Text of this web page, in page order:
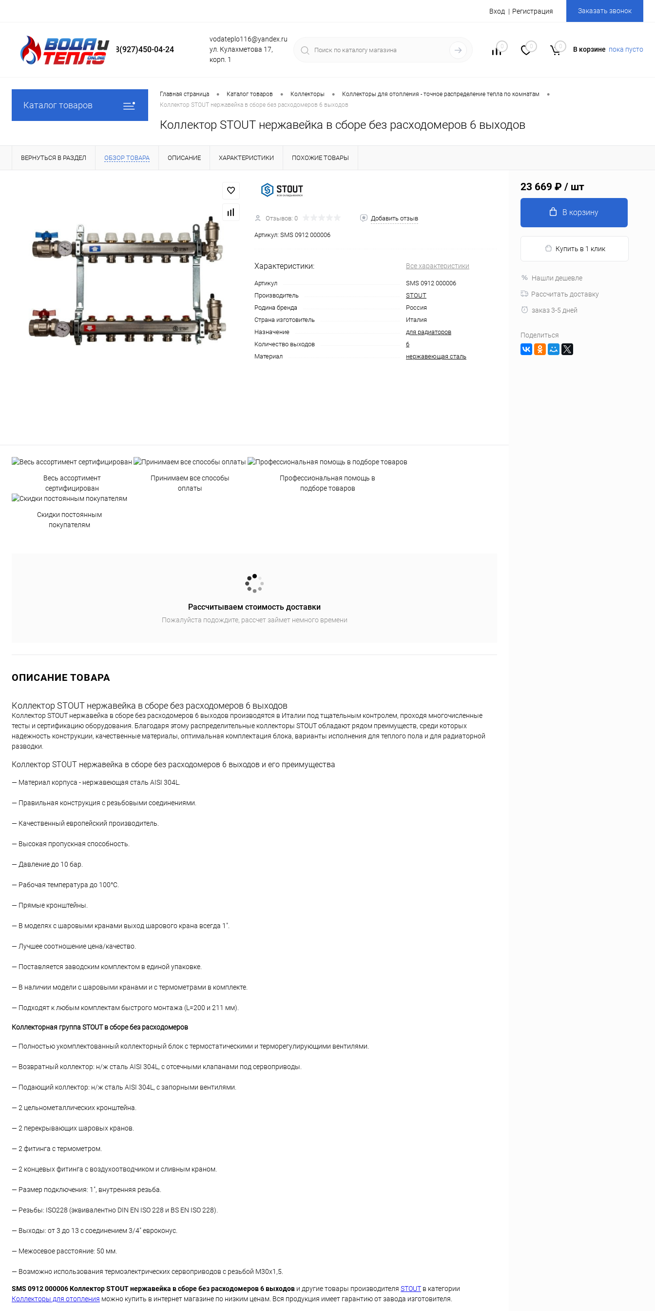
Вход Регистрация Заказать звонок
8(927)450-04-24
vodateplo116@yandex.ru
ул. Кулахметова 17,
корп. 1
0 0 0 В корзине пока пусто
Каталог товаров
Главная страница • Каталог товаров • Коллекторы • Коллекторы для отопления - точное распределение тепла по комнатам •
Коллектор STOUT нержавейка в сборе без расходомеров 6 выходов
Коллектор STOUT нержавейка в сборе без расходомеров 6 выходов
ВЕРНУТЬСЯ В РАЗДЕЛ ОБЗОР ТОВАРА ОПИСАНИЕ ХАРАКТЕРИСТИКИ ПОХОЖИЕ ТОВАРЫ
Отзывов: 0 Добавить отзыв
Артикул: SMS 0912 000006
Характеристики: Все характеристики
Артикул
SMS 0912 000006
Производитель
STOUT
Родина бренда
Россия
Страна изготовитель
Италия
Назначение
для радиаторов
Количество выходов
6
Материал
нержавеющая сталь
Весь ассортимент
сертифицирован
Принимаем все способы
оплаты
Профессиональная помощь в
подборе товаров
Скидки постоянным
покупателям
Рассчитываем стоимость доставки
Пожалуйста подождите, рассчет займет немного времени
ОПИСАНИЕ ТОВАРА
Коллектор STOUT нержавейка в сборе без расходомеров 6 выходов
Коллектор STOUT нержавейка в сборе без расходомеров 6 выходов производятся в Италии под тщательным контролем, проходя многочисленные
тесты и сертификацию оборудования. Благодаря этому распределительные коллекторы STOUT обладают рядом преимуществ, среди которых
надежность конструкции, качественные материалы, оптимальная комплектация блока, варианты исполнения для теплого пола и для радиаторной
разводки.
Коллектор STOUT нержавейка в сборе без расходомеров 6 выходов и его преимущества
— Материал корпуса - нержавеющая сталь AISI 304L.
— Правильная конструкция с резьбовыми соединениями.
— Качественный европейский производитель.
— Высокая пропускная способность.
— Давление до 10 бар.
— Рабочая температура до 100°С.
— Прямые кронштейны.
— В моделях с шаровыми кранами выход шарового крана всегда 1".
— Лучшее соотношение цена/качество.
— Поставляется заводским комплектом в единой упаковке.
— В наличии модели с шаровыми кранами и с термометрами в комплекте.
— Подходят к любым комплектам быстрого монтажа (L=200 и 211 мм).
Коллекторная группа STOUT в сборе без расходомеров
— Полностью укомплектованный коллекторный блок с термостатическими и терморегулирующими вентилями.
— Возвратный коллектор: н/ж сталь AISI 304L, с отсечными клапанами под сервоприводы.
— Подающий коллектор: н/ж сталь AISI 304L, с запорными вентилями.
— 2 цельнометаллических кронштейна.
— 2 перекрывающих шаровых кранов.
— 2 фитинга с термометром.
— 2 концевых фитинга с воздухоотводчиком и сливным краном.
— Размер подключения: 1", внутренняя резьба.
— Резьбы: ISO228 (эквивалентно DIN EN ISO 228 и BS EN ISO 228).
— Выходы: от 3 до 13 с соединением 3/4" евроконус.
— Межосевое расстояние: 50 мм.
— Возможно использования термоэлектрических сервоприводов с резьбой М30х1,5.
SMS 0912 000006 Коллектор STOUT нержавейка в сборе без расходомеров 6 выходов и другие товары производителя STOUT в категории
Коллекторы для отопления можно купить в интернет магазине по низким ценам. Вся продукция имеет гарантию от завода изготовителя.
23 669 ₽ / шт
В корзину
Купить в 1 клик
Нашли дешевле
Рассчитать доставку
заказ 3-5 дней
Поделиться